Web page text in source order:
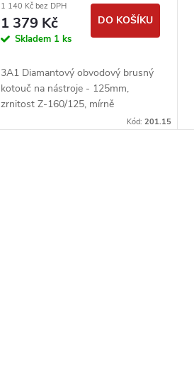
jakost
1 140 Kč bez DPH
1 379 Kč
Skladem 1 ks
DO KOŠÍKU
3A1 Diamantový obvodový brusný
kotouč na nástroje - 125mm,
zrnitost Z-160/125, mírně
Kód:201.15